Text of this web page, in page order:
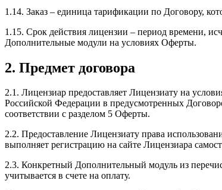
1.14. Заказ – единица тарификации по Договору,
1.15. Срок действия лицензии – период времени,
Дополнительные модули на условиях Оферты.
2. Предмет договора
2.1. Лицензиар предоставляет Лицензиату на
Российской Федерации в предусмотренных
соответствии с разделом 5 Оферты.
2.2. Предоставление Лицензиату права
выполняет регистрацию на сайте Лицензиара
2.3. Конкретный Дополнительный модуль из
учитывается в счете на оплату.